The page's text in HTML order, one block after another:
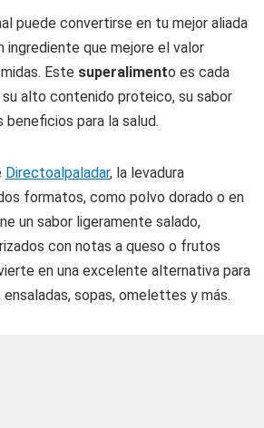
puede convertirse en tu mejor aliada
ingrediente que mejore el valor
Este superalimento es cada
alto contenido proteico, su sabor
para la salud.
Directoalpaladar, la levadura
formatos, como polvo dorado o en
un sabor ligeramente salado,
con notas a queso o frutos
en una excelente alternativa para
sopas, omelettes y más.